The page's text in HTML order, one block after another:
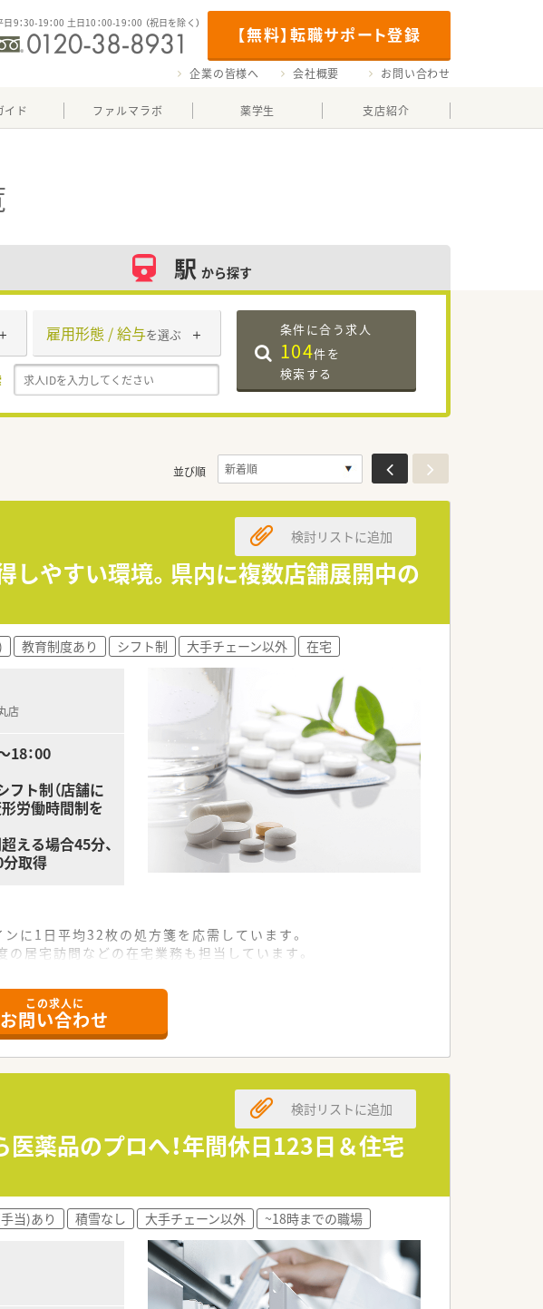
【無料】転職サポート登録
日9：30-19：00 土日10：00-19：00 （祝日を除く）
企業の皆様へ 会社概要 お問い合わせ
イド ファルマラボ 薬学生 支店紹介
駅 から探す
雇用形態 / 給与を選ぶ 条件に合う求人
104件を
検索する
並び順
しやすい環境。県内に複数店舗展開中の
検討リストに追加
教育制度あり シフト制 大手チェーン以外 在宅
店
18：00
ト制（店舗に
労働時間制を
える場合45分、
取得
に1日平均32枚の処方箋を応需しています。
居宅訪問などの在宅業務も担当しています。
躍いただける正社員の薬剤師を募集しています。
合い、誠実な対応ができる方を求めています。
境で一歩を踏み出したい方を積極的に支援します。
って盤石な経営基盤を築いている地元大手企業です。
制と実績には四国地方でも屈指の定評があります。
地域医療の質を追求する運営を大切にしています。
定した高年収と休日を両立させたい方に強くお勧めしま
野のスペシャリストを目指したい意欲的な方に最適です。
ない範囲で地域医療に貢献したい方に好適な案件です。
この求人に
お問い合わせ
薬品のプロへ！年間休日123日＆住宅
検討リストに追加
当)あり 積雪なし 大手チェーン以外 ~18時までの職場